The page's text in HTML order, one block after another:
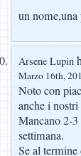
un
Arsene Lupin
Marzo 16th,
Noto con
anche i
Mancano 2-
settimana.
Se al